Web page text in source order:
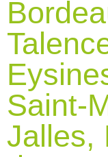
Saint-
Jalles,